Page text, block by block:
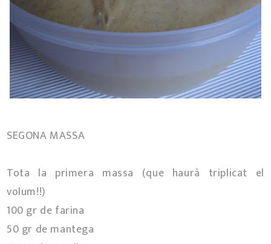
SEGONA MASSA
Tota la primera massa (que haurà triplicat el
volum!!)
100 gr de farina
50 gr de mantega